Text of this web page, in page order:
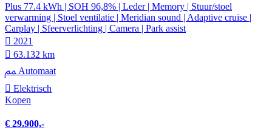
Plus 77.4 kWh | SOH 96,8% | Leder | Memory | Stuur/stoel
verwarming | Stoel ventilatie | Meridian sound | Adaptive cruise |
Carplay | Sfeerverlichting | Camera | Park assist
2021
63.132 km
Automaat
Elektrisch
Kopen
€ 29.900,-